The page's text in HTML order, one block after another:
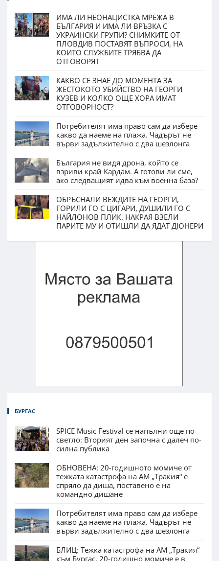
ИМА ЛИ НЕОНАЦИСТКА МРЕЖА В
БЪЛГАРИЯ И ИМА ЛИ ВРЪЗКА С
УКРАИНСКИ ГРУПИ? СНИМКИТЕ ОТ
ПЛОВДИВ ПОСТАВЯТ ВЪПРОСИ, НА
КОИТО СЛУЖБИТЕ ТРЯБВА ДА
ОТГОВОРЯТ
КАКВО СЕ ЗНАЕ ДО МОМЕНТА ЗА
ЖЕСТОКОТО УБИЙСТВО НА ГЕОРГИ
КУЗЕВ И КОЛКО ОЩЕ ХОРА ИМАТ
ОТГОВОРНОСТ?
Потребителят има право сам да избере
какво да наеме на плажа. Чадърът не
върви задължително с два шезлонга
България не видя дрона, който се
взриви край Кардам. А готови ли сме,
ако следващият идва към военна база?
ОБРЪСНАЛИ ВЕЖДИТЕ НА ГЕОРГИ,
ГОРИЛИ ГО С ЦИГАРИ, ДУШИЛИ ГО С
НАЙЛОНОВ ПЛИК. НАКРАЯ ВЗЕЛИ
ПАРИТЕ МУ И ОТИШЛИ ДА ЯДАТ ДЮНЕРИ
БУРГАС
SPICE Music Festival се напълни още по
светло: Вторият ден започна с далеч по-
силна публика
ОБНОВЕНА: 20-годишното момиче от
тежката катастрофа на АМ „Тракия“ е
спряло да диша, поставено е на
командно дишане
Потребителят има право сам да избере
какво да наеме на плажа. Чадърът не
върви задължително с два шезлонга
БЛИЦ: Тежка катастрофа на АМ „Тракия“
към Бургас, 20-годишно момиче е в